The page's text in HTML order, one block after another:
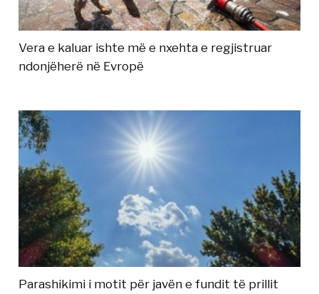
Vera e kaluar ishte më e nxehta e regjistruar
ndonjëherë në Evropë
Parashikimi i motit për javën e fundit të prillit